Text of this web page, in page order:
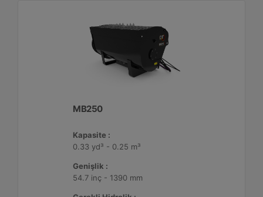
MB250
Kapasite :
0.33 yd³ - 0.25 m³
Genişlik :
54.7 inç - 1390 mm